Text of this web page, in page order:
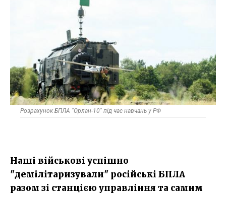
Розрахунок БПЛА "Орлан-10" під час навчань у РФ
Наші військові успішно
"демілітаризували" російські БПЛА
разом зі станцією управління та самим